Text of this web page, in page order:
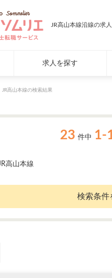
JR高山本線沿線の求
求人を探す
JR高山本線の検索結果
23 件中 1-
高山本線
検索条件